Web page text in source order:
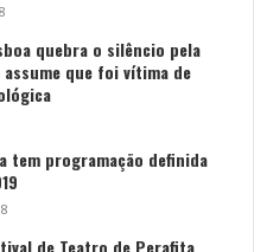
quebra o silêncio pela
que foi vítima de
tem programação definida
de Teatro de Perafita